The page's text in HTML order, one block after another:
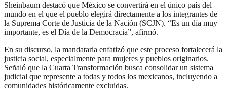
Sheinbaum destacó que México se convertirá en el único país del
mundo en el que el pueblo elegirá directamente a los integrantes de
la Suprema Corte de Justicia de la Nación (SCJN). “Es un día muy
importante, es el Día de la Democracia”, afirmó.
En su discurso, la mandataria enfatizó que este proceso fortalecerá la
justicia social, especialmente para mujeres y pueblos originarios.
Señaló que la Cuarta Transformación busca consolidar un sistema
judicial que represente a todas y todos los mexicanos, incluyendo a
comunidades históricamente excluidas.